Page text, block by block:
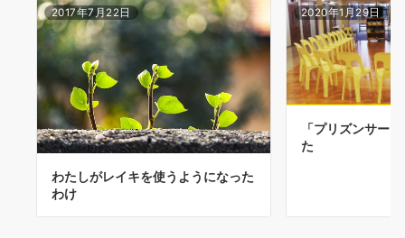
2017年7月22日
わたしがレイキを使うようになった
わけ
2020年1月29日
「プリズンサー
た